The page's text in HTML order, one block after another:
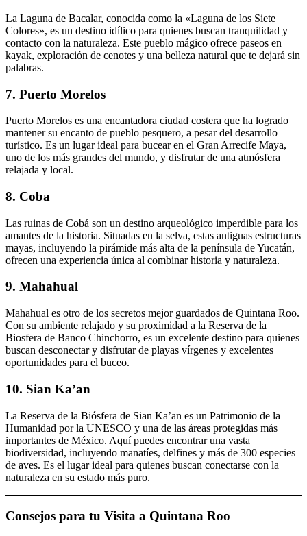
La Laguna de Bacalar, conocida como la «Laguna de los Siete
Colores», es un destino idílico para quienes buscan tranquilidad y
contacto con la naturaleza. Este pueblo mágico ofrece paseos en
kayak, exploración de cenotes y una belleza natural que te dejará sin
palabras.
7. Puerto Morelos
Puerto Morelos es una encantadora ciudad costera que ha logrado
mantener su encanto de pueblo pesquero, a pesar del desarrollo
turístico. Es un lugar ideal para bucear en el Gran Arrecife Maya,
uno de los más grandes del mundo, y disfrutar de una atmósfera
relajada y local.
8. Coba
Las ruinas de Cobá son un destino arqueológico imperdible para los
amantes de la historia. Situadas en la selva, estas antiguas estructuras
mayas, incluyendo la pirámide más alta de la península de Yucatán,
ofrecen una experiencia única al combinar historia y naturaleza.
9. Mahahual
Mahahual es otro de los secretos mejor guardados de Quintana Roo.
Con su ambiente relajado y su proximidad a la Reserva de la
Biosfera de Banco Chinchorro, es un excelente destino para quienes
buscan desconectar y disfrutar de playas vírgenes y excelentes
oportunidades para el buceo.
10. Sian Ka’an
La Reserva de la Biósfera de Sian Ka’an es un Patrimonio de la
Humanidad por la UNESCO y una de las áreas protegidas más
importantes de México. Aquí puedes encontrar una vasta
biodiversidad, incluyendo manatíes, delfines y más de 300 especies
de aves. Es el lugar ideal para quienes buscan conectarse con la
naturaleza en su estado más puro.
Consejos para tu Visita a Quintana Roo